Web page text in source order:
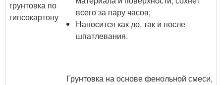
грунтовка по
гипсокартону
всего за пару часов;
Наносится как до, так и после
шпатлевания.
Грунтовка на основе фенольной смеси,